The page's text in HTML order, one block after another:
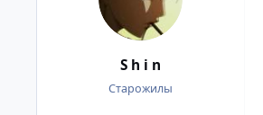
S h i n
Старожилы